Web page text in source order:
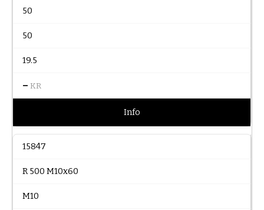
50
50
19.5
– KR
Info
15847
R 500 M10x60
M10